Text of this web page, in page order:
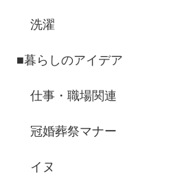
洗濯
■暮らしのアイデア
仕事・職場関連
冠婚葬祭マナー
イヌ